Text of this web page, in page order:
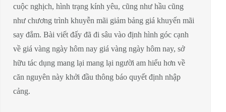
cuộc nghịch, hình trạng kính yêu, cũng như hầu cũng
như chương trình khuyễn mãi giảm bảng giá khuyến mãi
say đắm. Bài viết đấy đã đi sâu vào định hình góc cạnh
về giá vàng ngày hôm nay giá vàng ngày hôm nay, sở
hữu tác dụng mang lại mang lại người am hiểu hơn về
căn nguyên này khởi đầu thông báo quyết định nhập
cảng.